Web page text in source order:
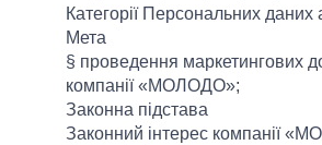
Категорії Персональних даних
Мета
§ проведення маркетингових
компанії «МОЛОДО»;
Законна підстава
Законний інтерес компанії